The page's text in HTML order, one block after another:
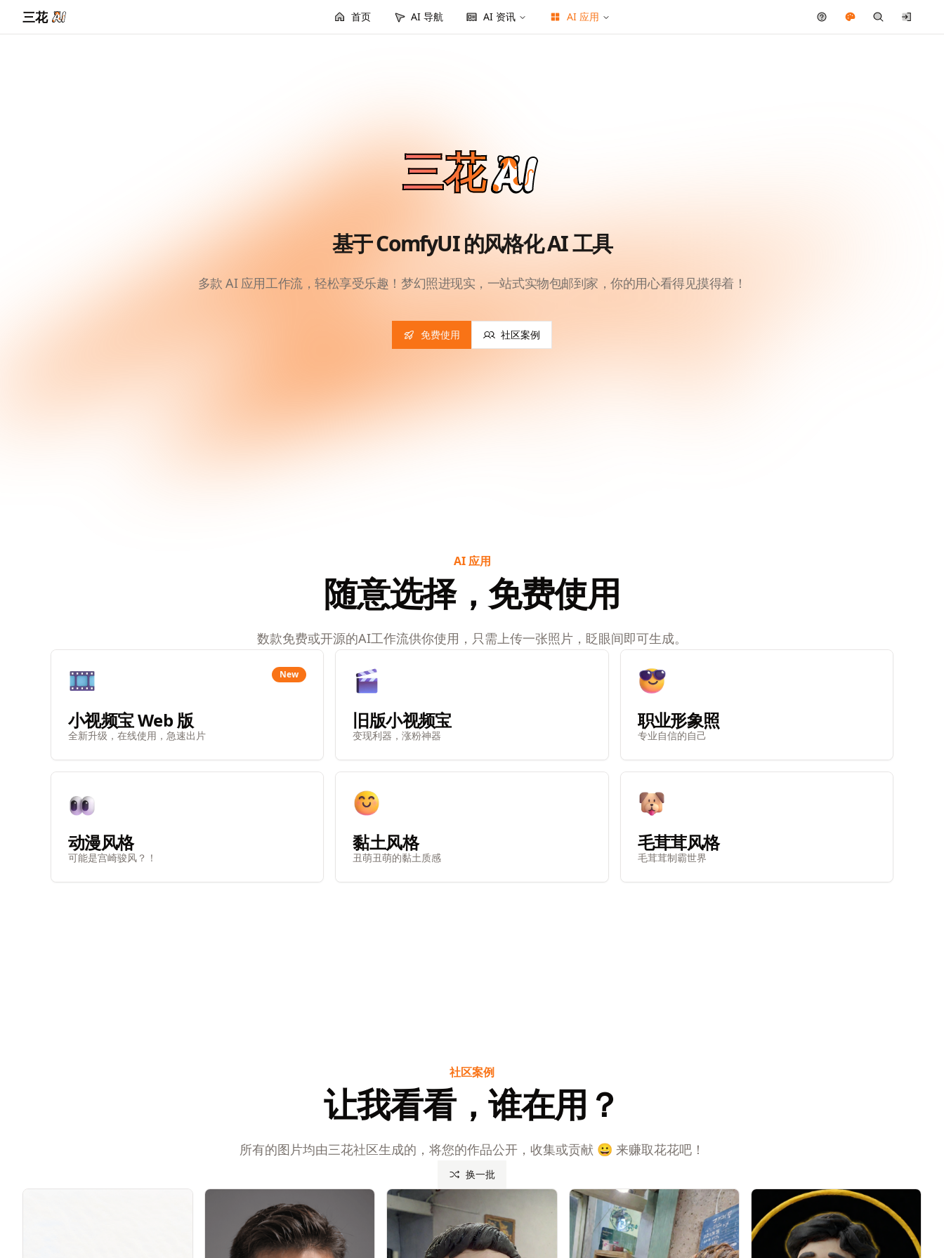
三花 首页 AI 导航 AI 资讯 AI 应用
三花
基于 ComfyUI 的风格化 AI 工具
多款 AI 应用工作流，轻松享受乐趣！梦幻照进现实，一站式实物包邮到家，你的用心看得见摸得着！
免费使用 社区案例
AI 应用
随意选择，免费使用
数款免费或开源的AI工作流供你使用，只需上传一张照片，眨眼间即可生成。
New
小视频宝 Web 版
全新升级，在线使用，急速出片
旧版小视频宝
变现利器，涨粉神器
职业形象照
专业自信的自己
动漫风格
可能是宫崎骏风？！
黏土风格
丑萌丑萌的黏土质感
毛茸茸风格
毛茸茸制霸世界
社区案例
让我看看，谁在用？
所有的图片均由三花社区生成的，将您的作品公开，收集或贡献 😀 来赚取花花吧！
换一批